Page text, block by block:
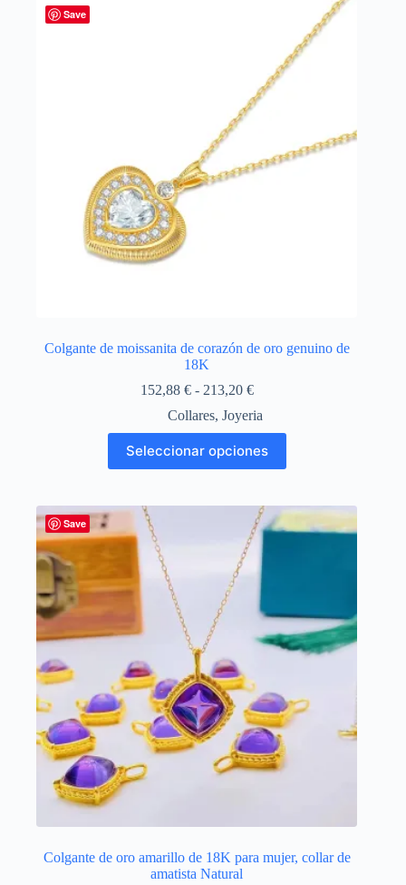
Save
Colgante de moissanita de corazón de oro genuino de
18K
152,88 € - 213,20 €Rango
precios:
desde
152,88 €
hasta
Collares, Joyeria
Seleccionar opciones
producto
tiene
variantes.
pueden
elegir
página
de
producto
Save
Colgante de oro amarillo de 18K para mujer, collar de
amatista Natural